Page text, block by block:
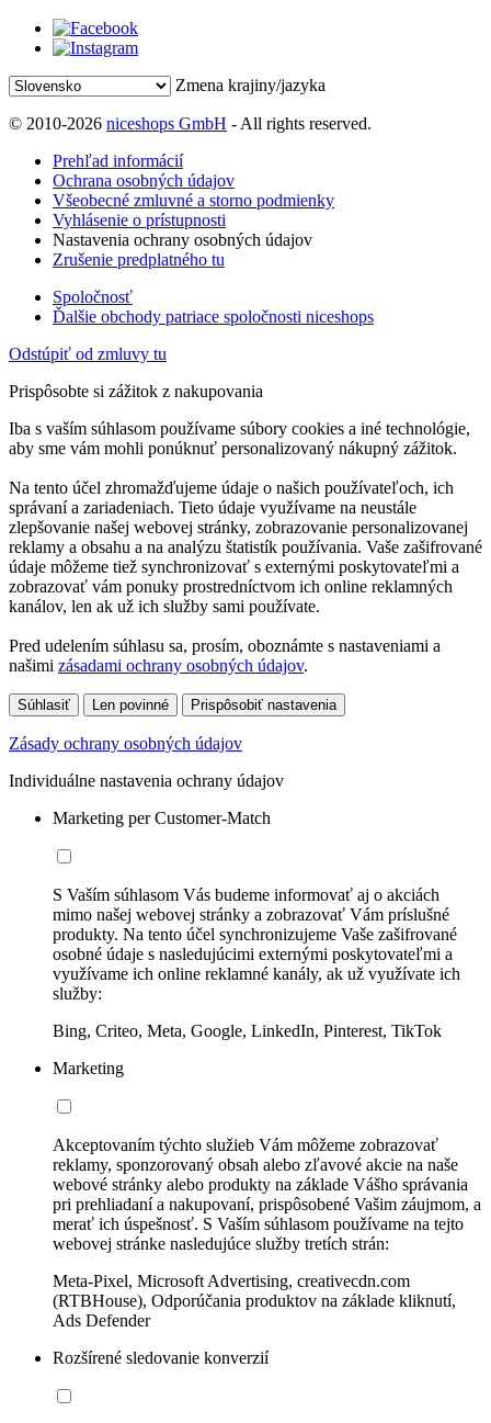
Zmena krajiny/jazyka
© 2010-2026 niceshops GmbH - All rights reserved.
Prehľad informácií
Ochrana osobných údajov
Všeobecné zmluvné a storno podmienky
Vyhlásenie o prístupnosti
Nastavenia ochrany osobných údajov
Zrušenie predplatného tu
Spoločnosť
Ďalšie obchody patriace spoločnosti niceshops
Odstúpiť od zmluvy tu
Prispôsobte si zážitok z nakupovania
Iba s vaším súhlasom používame súbory cookies a iné technológie,
aby sme vám mohli ponúknuť personalizovaný nákupný zážitok.
Na tento účel zhromažďujeme údaje o našich používateľoch, ich
správaní a zariadeniach. Tieto údaje využívame na neustále
zlepšovanie našej webovej stránky, zobrazovanie personalizovanej
reklamy a obsahu a na analýzu štatistík používania. Vaše zašifrované
údaje môžeme tiež synchronizovať s externými poskytovateľmi a
zobrazovať vám ponuky prostredníctvom ich online reklamných
kanálov, len ak už ich služby sami používate.
Pred udelením súhlasu sa, prosím, oboznámte s nastaveniami a
našimi zásadami ochrany osobných údajov.
Súhlasiť Len povinné Prispôsobiť nastavenia
Zásady ochrany osobných údajov
Individuálne nastavenia ochrany údajov
Marketing per Customer-Match
S Vaším súhlasom Vás budeme informovať aj o akciách
mimo našej webovej stránky a zobrazovať Vám príslušné
produkty. Na tento účel synchronizujeme Vaše zašifrované
osobné údaje s nasledujúcimi externými poskytovateľmi a
využívame ich online reklamné kanály, ak už využívate ich
služby:
Bing, Criteo, Meta, Google, LinkedIn, Pinterest, TikTok
Marketing
Akceptovaním týchto služieb Vám môžeme zobrazovať
reklamy, sponzorovaný obsah alebo zľavové akcie na naše
webové stránky alebo produkty na základe Vášho správania
pri prehliadaní a nakupovaní, prispôsobené Vašim záujmom, a
merať ich úspešnosť. S Vaším súhlasom používame na tejto
webovej stránke nasledujúce služby tretích strán:
Meta-Pixel, Microsoft Advertising, creativecdn.com
(RTBHouse), Odporúčania produktov na základe kliknutí,
Ads Defender
Rozšírené sledovanie konverzií